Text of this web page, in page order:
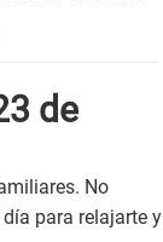
de
No
para relajarte y